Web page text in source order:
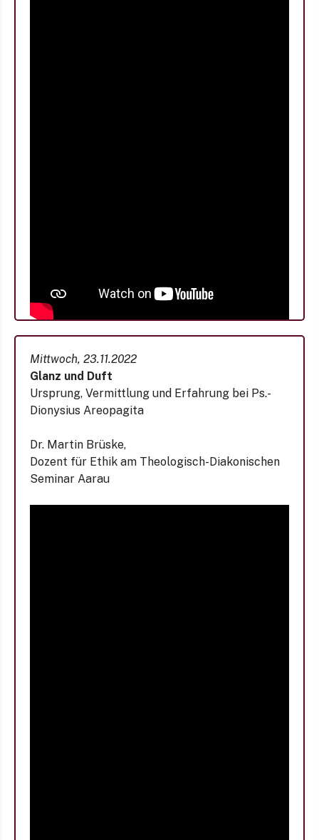
Mittwoch, 23.11.2022
Glanz und Duft
Ursprung, Vermittlung und Erfahrung bei Ps.-
Dionysius Areopagita
Dr. Martin Brüske,
Dozent für Ethik am Theologisch-Diakonischen
Seminar Aarau